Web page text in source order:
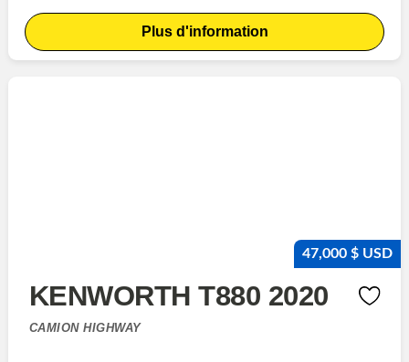
Plus d'information
47,000 $ USD
KENWORTH T880 2020
CAMION HIGHWAY